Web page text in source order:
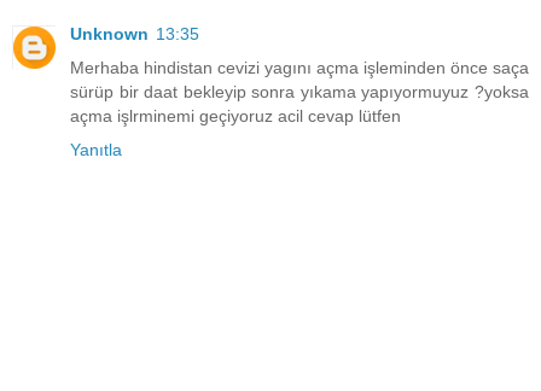
Unknown 13:35
Merhaba hindistan cevizi yagını açma işleminden önce saça
sürüp bir daat bekleyip sonra yıkama yapıyormuyuz ?yoksa
açma işlrminemi geçiyoruz acil cevap lütfen
Yanıtla